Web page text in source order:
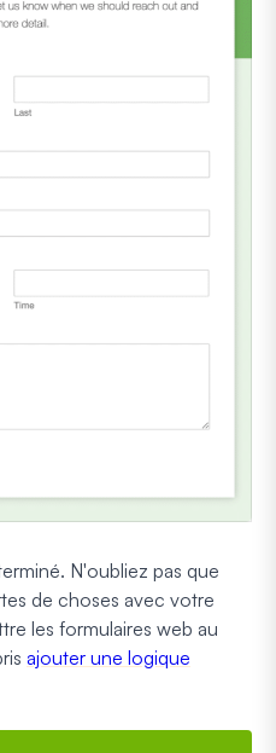
N'oubliez pas que
de choses avec votre
les formulaires web au
ajouter une logique